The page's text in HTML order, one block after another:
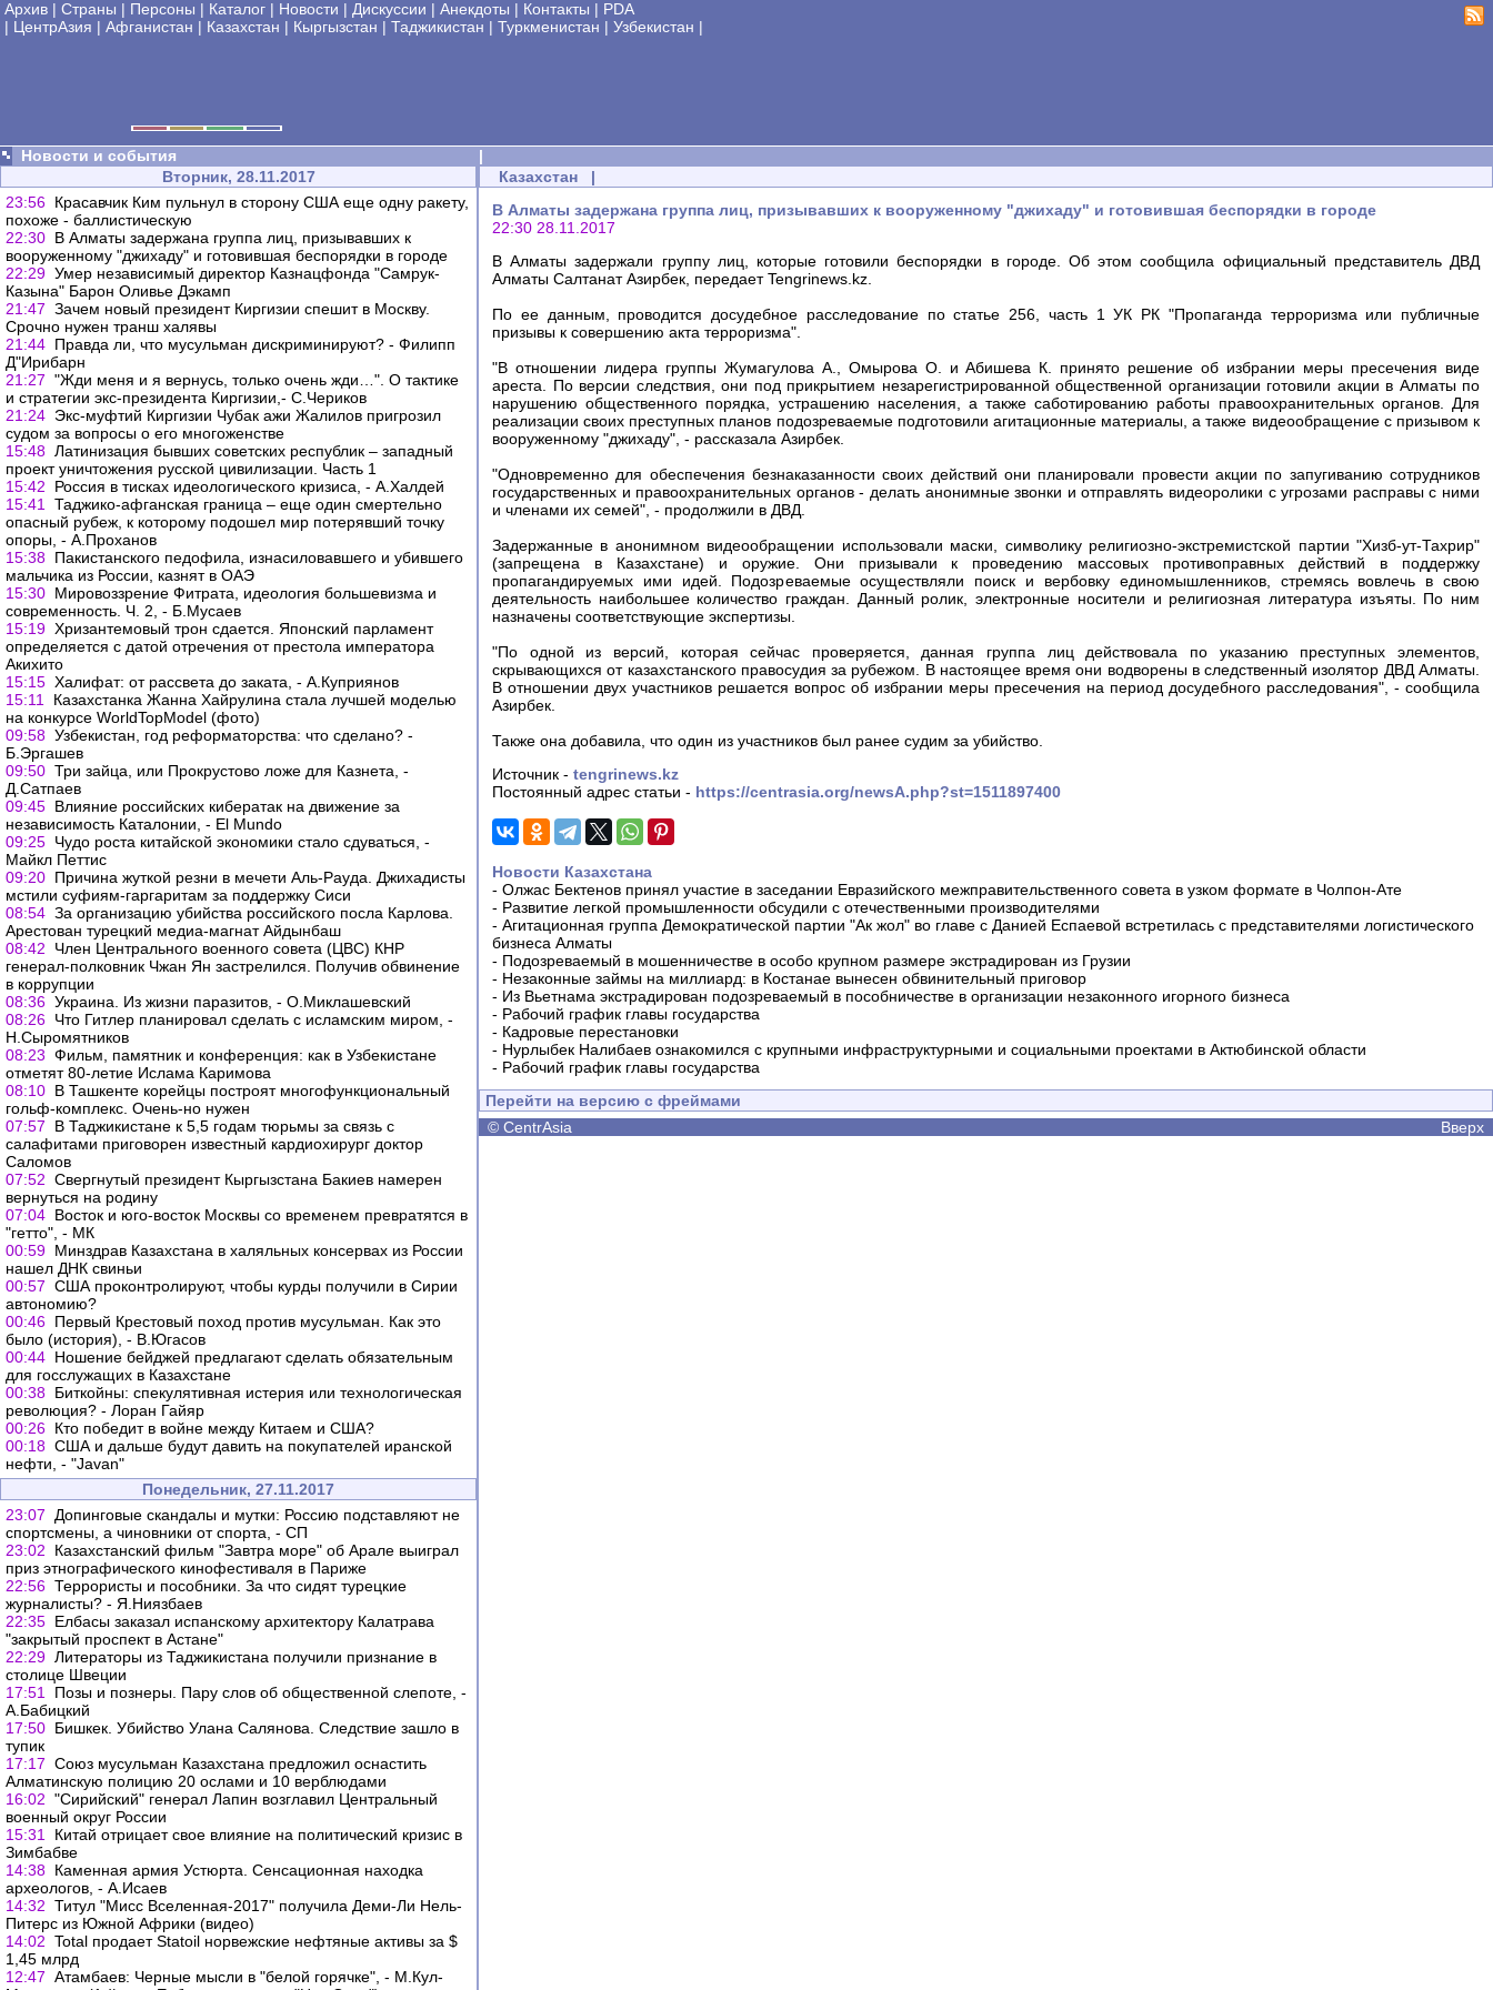
Архив | Страны | Персоны | Каталог | Новости | Дискуссии | Анекдоты | Контакты | PDA
| ЦентрАзия | Афганистан | Казахстан | Кыргызстан | Таджикистан | Туркменистан | Узбекистан |
Новости и события
|
Вторник, 28.11.2017
23:56 Красавчик Ким пульнул в сторону США еще одну ракету,
похоже - баллистическую
22:30 В Алматы задержана группа лиц, призывавших к
вооруженному "джихаду" и готовившая беспорядки в городе
22:29 Умер независимый директор Казнацфонда "Самрук-
Казына" Барон Оливье Дэкамп
21:47 Зачем новый президент Киргизии спешит в Москву.
Срочно нужен транш халявы
21:44 Правда ли, что мусульман дискриминируют? - Филипп
Д"Ирибарн
21:27 "Жди меня и я вернусь, только очень жди…". О тактике
и стратегии экс-президента Киргизии,- С.Чериков
21:24 Экс-муфтий Киргизии Чубак ажи Жалилов пригрозил
судом за вопросы о его многоженстве
15:48 Латинизация бывших советских республик – западный
проект уничтожения русской цивилизации. Часть 1
15:42
Россия в тисках идеологического кризиса, - А.Халдей
15:41
Таджико-афганская граница – еще один смертельно
опасный рубеж, к которому подошел мир потерявший точку
опоры, - А.Проханов
15:38 Пакистанского педофила, изнасиловавшего и убившего
мальчика из России, казнят в ОАЭ
15:30 Мировоззрение Фитрата, идеология большевизма и
современность. Ч. 2, - Б.Мусаев
15:19 Хризантемовый трон сдается. Японский парламент
определяется с датой отречения от престола императора
Акихито
15:15 Халифат: от рассвета до заката, - А.Куприянов
15:11
Казахстанка Жанна Хайрулина стала лучшей моделью
на конкурсе WorldTopModel (фото)
09:58 Узбекистан, год реформаторства: что сделано? -
Б.Эргашев
09:50 Три зайца, или Прокрустово ложе для Казнета, -
Д.Сатпаев
09:45 Влияние российских кибератак на движение за
независимость Каталонии, - El Mundo
09:25 Чудо роста китайской экономики стало сдуваться, -
Майкл Петтис
09:20 Причина жуткой резни в мечети Аль-Рауда. Джихадисты
мстили суфиям-гаргаритам за поддержку Сиси
08:54 За организацию убийства российского посла Карлова.
Арестован турецкий медиа-магнат Айдынбаш
08:42
Член Центрального военного совета (ЦВС) КНР
генерал-полковник Чжан Ян застрелился. Получив обвинение
в коррупции
08:36 Украина. Из жизни паразитов, - О.Миклашевский
08:26 Что Гитлер планировал сделать с исламским миром, -
Н.Сыромятников
08:23 Фильм, памятник и конференция: как в Узбекистане
отметят 80-летие Ислама Каримова
08:10 В Ташкенте корейцы построят многофункциональный
гольф-комплекс. Очень-но нужен
07:57
В Таджикистане к 5,5 годам тюрьмы за связь с
салафитами приговорен известный кардиохирург доктор
Саломов
07:52 Свергнутый президент Кыргызстана Бакиев намерен
вернуться на родину
07:04 Восток и юго-восток Москвы со временем превратятся в
"гетто", - МК
00:59 Минздрав Казахстана в халяльных консервах из России
нашел ДНК свиньи
00:57 США проконтролируют, чтобы курды получили в Сирии
автономию?
00:46 Первый Крестовый поход против мусульман. Как это
было (история), - В.Югасов
00:44 Ношение бейджей предлагают сделать обязательным
для госслужащих в Казахстане
00:38 Биткойны: спекулятивная истерия или технологическая
революция? - Лоран Гайяр
00:26 Кто победит в войне между Китаем и США?
00:18 США и дальше будут давить на покупателей иранской
нефти, - "Javan"
Понедельник, 27.11.2017
23:07
Допинговые скандалы и мутки: Россию подставляют не
спортсмены, а чиновники от спорта, - СП
23:02
Казахстанский фильм "Завтра море" об Арале выиграл
приз этнографического кинофестиваля в Париже
22:56 Террористы и пособники. За что сидят турецкие
журналисты? - Я.Ниязбаев
22:35 Елбасы заказал испанскому архитектору Калатрава
"закрытый проспект в Астане"
22:29 Литераторы из Таджикистана получили признание в
столице Швеции
17:51
Позы и познеры. Пару слов об общественной слепоте, -
А.Бабицкий
17:50 Бишкек. Убийство Улана Салянова. Следствие зашло в
тупик
17:17 Союз мусульман Казахстана предложил оснастить
Алматинскую полицию 20 ослами и 10 верблюдами
16:02 "Сирийский" генерал Лапин возглавил Центральный
военный округ России
15:31
Китай отрицает свое влияние на политический кризис в
Зимбабве
14:38 Каменная армия Устюрта. Сенсационная находка
археологов, - А.Исаев
14:32 Титул "Мисс Вселенная-2017" получила Деми-Ли Нель-
Питерс из Южной Африки (видео)
14:02 Total продает Statoil норвежские нефтяные активы за $
1,45 млрд
12:47 Атамбаев: Черные мысли в "белой горячке", - М.Кул-
Казахстан |
В Алматы задержана группа лиц, призывавших к вооруженному "джихаду" и готовившая беспорядки в городе
22:30 28.11.2017
В Алматы задержали группу лиц, которые готовили беспорядки в городе. Об этом сообщила официальный представитель ДВД
Алматы Салтанат Азирбек, передает Tengrinews.kz.
По ее данным, проводится досудебное расследование по статье 256, часть 1 УК РК "Пропаганда терроризма или публичные
призывы к совершению акта терроризма".
"В отношении лидера группы Жумагулова А., Омырова О. и Абишева К. принято решение об избрании меры пресечения виде
ареста. По версии следствия, они под прикрытием незарегистрированной общественной организации готовили акции в Алматы по
нарушению общественного порядка, устрашению населения, а также саботированию работы правоохранительных органов. Для
реализации своих преступных планов подозреваемые подготовили агитационные материалы, а также видеообращение с призывом к
вооруженному "джихаду", - рассказала Азирбек.
"Одновременно для обеспечения безнаказанности своих действий они планировали провести акции по запугиванию сотрудников
государственных и правоохранительных органов - делать анонимные звонки и отправлять видеоролики с угрозами расправы с ними
и членами их семей", - продолжили в ДВД.
Задержанные в анонимном видеообращении использовали маски, символику религиозно-экстремистской партии "Хизб-ут-Тахрир"
(запрещена в Казахстане) и оружие. Они призывали к проведению массовых противоправных действий в поддержку
пропагандируемых ими идей. Подозреваемые осуществляли поиск и вербовку единомышленников, стремясь вовлечь в свою
деятельность наибольшее количество граждан. Данный ролик, электронные носители и религиозная литература изъяты. По ним
назначены соответствующие экспертизы.
"По одной из версий, которая сейчас проверяется, данная группа лиц действовала по указанию преступных элементов,
скрывающихся от казахстанского правосудия за рубежом. В настоящее время они водворены в следственный изолятор ДВД Алматы.
В отношении двух участников решается вопрос об избрании меры пресечения на период досудебного расследования", - сообщила
Азирбек.
Также она добавила, что один из участников был ранее судим за убийство.
Источник - tengrinews.kz
Постоянный адрес статьи - https://centrasia.org/newsA.php?st=1511897400
Новости Казахстана
- Олжас Бектенов принял участие в заседании Евразийского межправительственного совета в узком формате в Чолпон-Ате
- Развитие легкой промышленности обсудили с отечественными производителями
- Агитационная группа Демократической партии "Ак жол" во главе с Данией Еспаевой встретилась с представителями логистического
бизнеса Алматы
- Подозреваемый в мошенничестве в особо крупном размере экстрадирован из Грузии
- Незаконные займы на миллиард: в Костанае вынесен обвинительный приговор
- Из Вьетнама экстрадирован подозреваемый в пособничестве в организации незаконного игорного бизнеса
- Рабочий график главы государства
- Кадровые перестановки
- Нурлыбек Налибаев ознакомился с крупными инфраструктурными и социальными проектами в Актюбинской области
- Рабочий график главы государства
Перейти на версию с фреймами
© CentrAsia Вверх